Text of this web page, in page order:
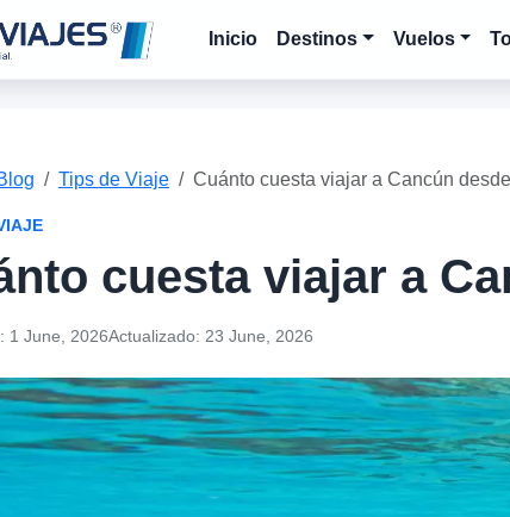
Inicio Destinos Vuelos
Tips de Viaje Cuánto cuesta viajar a Cancún
cuesta viajar a
1 June, 2026Actualizado: 23 June, 2026